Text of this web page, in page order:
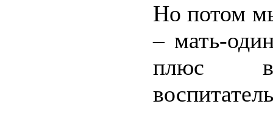
Но потом
– мать-
плюс